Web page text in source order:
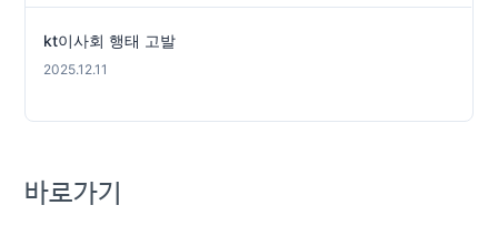
kt이사회 행태 고발
2025.12.11
바로가기